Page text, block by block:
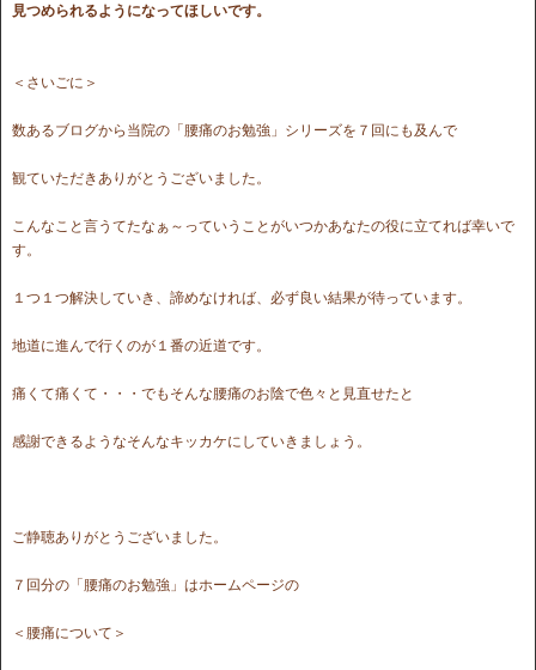
見つめられるようになってほしいです。
＜さいごに＞
数あるブログから当院の「腰痛のお勉強」シリーズを７回にも及んで
観ていただきありがとうございました。
こんなこと言うてたなぁ～っていうことがいつかあなたの役に立てれば幸いで
す。
１つ１つ解決していき、諦めなければ、必ず良い結果が待っています。
地道に進んで行くのが１番の近道です。
痛くて痛くて・・・でもそんな腰痛のお陰で色々と見直せたと
感謝できるようなそんなキッカケにしていきましょう。
ご静聴ありがとうございました。
７回分の「腰痛のお勉強」はホームページの
＜腰痛について＞